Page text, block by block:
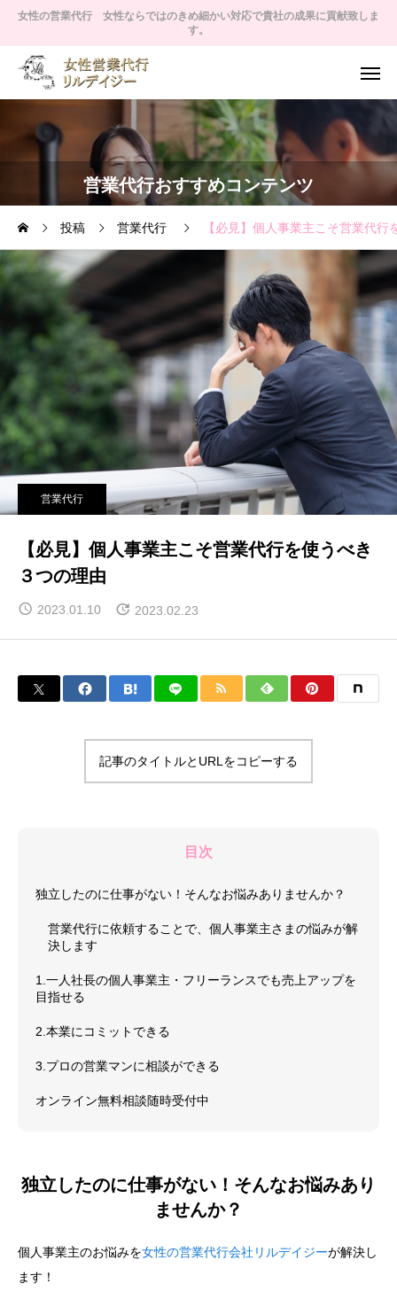
女性の営業代行 女性ならではのきめ細かい対応で貴社の成果に貢献致しま
す。
営業代行おすすめコンテンツ
投稿 営業代行 【必見】個人事業主こそ営業代行
営業代行
【必見】個人事業主こそ営業代行を使うべき
３つの理由
2023.01.10 2023.02.23
記事のタイトルとURLをコピーする
目次
独立したのに仕事がない！そんなお悩みありませんか？
営業代行に依頼することで、個人事業主さまの悩みが解
決します
1.一人社長の個人事業主・フリーランスでも売上アップを
目指せる
2.本業にコミットできる
3.プロの営業マンに相談ができる
オンライン無料相談随時受付中
独立したのに仕事がない！そんなお悩みあり
ませんか？
個人事業主のお悩みを女性の営業代行会社リルデイジーが解決し
ます！